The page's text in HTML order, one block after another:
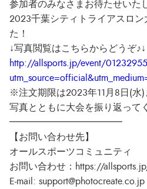
参加者のみなさまお待たせいた
2023千葉シティトライアスロ
た！
↓写真閲覧はこちらからどうぞ♪↓
http://allsports.jp/event/
※注文期限は2023年11月8日(水)
写真とともに大会を振り返って
━━━━━━━━━━━━
【お問い合わせ先】
オールスポーツコミュニティ
お問い合わせ：https://
E-mail: support@photocreate.co.jp